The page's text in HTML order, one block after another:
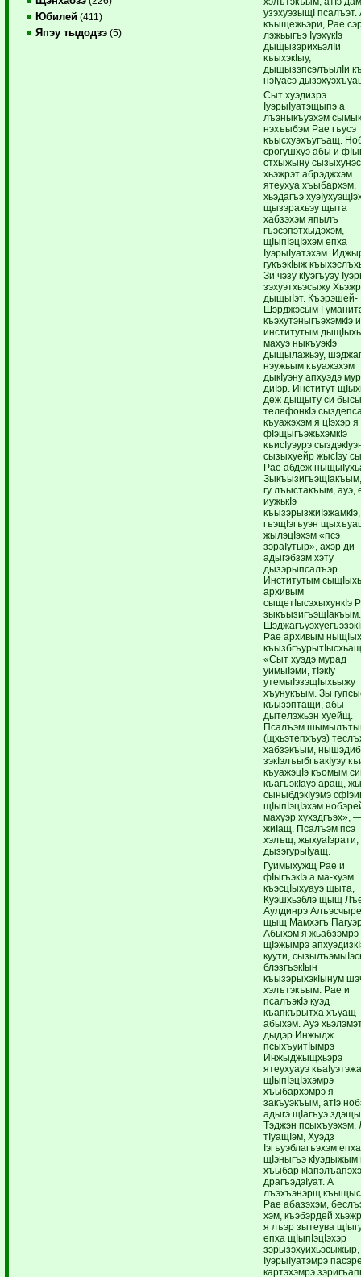
Юбилей (411)
Япэу тыдодзэ (5)
узэхуэзыщI
къыщежьэри, Рае
лэжьыгъэ IуэхукIэ
дыщызэрихьэлIи
къыхэкIыу,
дыщызэпсэлъылIи
нэIуасэ
Сыт хуэдизрэ
IуэрыIуатэщыпэ а
лъэныкъуэхэм
нэхъыбэм Рае гъусэ
къысхуэхъугъащ.
срогушхуэ абы и
стхыжыну
хьэжрэт абрэджхэм
ятеухуа хъыбархэм,
хьэдагъэ
щызэрахьэу щыта
хабзэхэм япылъ
гъэсэпэтхыдэхэм,
щIыпIэцIэхэм епха
IуэрыIуатэхэм.
гукъэкIыж
Зи чэзу кIуэгъуэу
зэхуэтхьэсыжу
дыщыIэт. Къэрэшей-
Шэрджэсым
къэхутэныгъэхэмкIэ и
институтым
махуэ ныкъуэкIэ
дыщылажьэу,
нэужьым къуажэхэм
дыкIуэну апхуэдэ
диIэр. Институт
деж дыщыту си
телефонкIэ
къуажэхэм я цIэхэр я
фIэщыгъэжьхэмкIэ
къисIуэурэ
сызыхуейр жысIэу
Рае абдеж
гу лъыстакъым, ауэ,
иужькIэ
къызэрызжиIэжамкIэ,
гъэщIэгъуэн
жылэцIэхэм «псэ
зэраIутыр», ахэр ди
адыгэбзэм хэту
дызэрыпсалъэр.
Институтым
архивым
сыщетIысэхыхункIэ
зыкъызигъэщIакъым.
Рае архивым
«Сыт хуэдэ мурад
уимыIэми, тIэкIу
утемыIэзэщIыхьыжу
хъунукъым. Зы
къызэптащи, абы
дытелэжьэн хуейщ.
Псалъэм
(щхьэтепхъуэ)
хабзэкъым,
зэкIэлъыбгъакIуэу
къуажэцIэ къомым
къагъэкIауэ аращ,
сыныбдэкIуэмэ
щIыпIэцIэхэм
махуэр хухэдгъэх»,
жиIащ. Псалъэм псэ
хэлъщ, жыхуаIэрати,
дызэгурыIуащ.
Гуимыхужщ Рае и
фIыгъэкIэ а ма-хуэм
къэсцIыхуауэ щыта,
Куэшхьэблэ щыщ
Аулдинрэ
щыщ Мамхэгъ
Абыхэм я жьабзэмрэ
щIэжымрэ
куути,
блэзгъэкIын
къызэрыхэкIынум
хэлътэкъым. Рае и
псалъэкIэ куэд
къапкърытха хъуащ
абыхэм. Ауэ
дыдэр Инжыдж
псыхъуитIымрэ
Инжыджыщхьэрэ
ятеухуауэ
щIыпIэцIэхэмрэ
хъыбархэмрэ я
закъуэкъым, атIэ
адыгэ щIагъуэ
Тэджэн псыхъуэхэм,
тIуащIэм, Хуэдз
Iэгъуэблагъэхэм епха
щIэныгъэ кIуэдыжым
хъыбар
драгъэдэIуат. А
лъэхъэнэрщ
Рае абазэхэм,
хэм, къэбэрдей
я лъэр зытеува
епха щIыпIэцIэхэр
зэрызэхуихьэсыжыр,
IуэрыIуатэмрэ
картэхэмрэ